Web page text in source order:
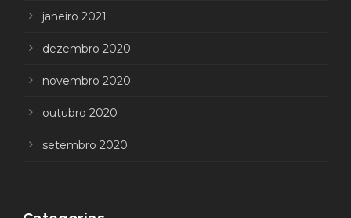
janeiro 2021
dezembro 2020
novembro 2020
outubro 2020
setembro 2020